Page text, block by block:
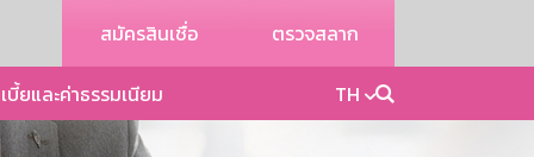
สมัครสินเชื่อ ตรวจสลาก
บี้ยและค่าธรรมเนียม TH